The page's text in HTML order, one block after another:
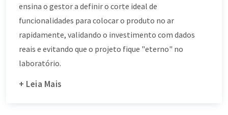
ensina o gestor a definir o corte ideal de
funcionalidades para colocar o produto no ar
rapidamente, validando o investimento com dados
reais e evitando que o projeto fique "eterno" no
laboratório.
+ Leia Mais